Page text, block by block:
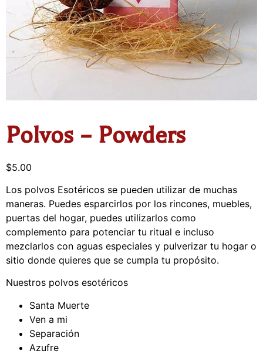
Polvos – Powders
$5.00
Los polvos Esotéricos se pueden utilizar de muchas
maneras. Puedes esparcirlos por los rincones, muebles,
puertas del hogar, puedes utilizarlos como
complemento para potenciar tu ritual e incluso
mezclarlos con aguas especiales y pulverizar tu hogar o
sitio donde quieres que se cumpla tu propósito.
Nuestros polvos esotéricos
Santa Muerte
Ven a mi
Separación
Azufre